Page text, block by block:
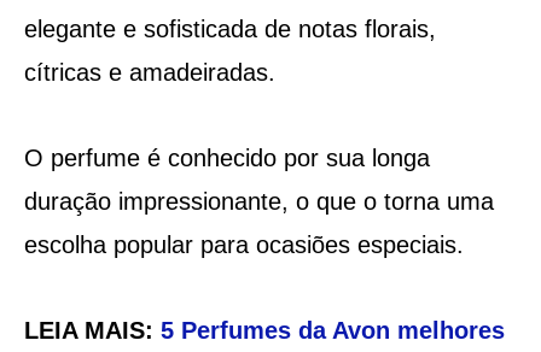
elegante e sofisticada de notas florais,
cítricas e amadeiradas.
O perfume é conhecido por sua longa
duração impressionante, o que o torna uma
escolha popular para ocasiões especiais.
LEIA MAIS: 5 Perfumes da Avon melhores